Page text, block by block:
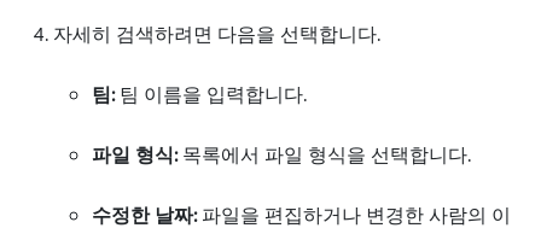
자세히 검색하려면 다음을 선택합니다.
팀:팀 이름을 입력합니다.
파일 형식:목록에서 파일 형식을 선택합니다.
수정한 날짜:파일을 편집하거나 변경한 사람의 이